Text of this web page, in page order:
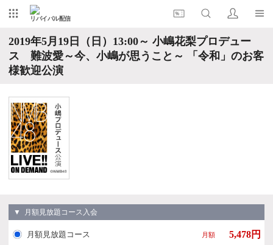
リバイバル配信
2019年5月19日（日）13:00～ 小嶋花梨プロデュー
ス 難波愛～今、小嶋が思うこと～ 「令和」のお客
様歓迎公演
▼ 月額見放題コース入会
月額見放題コース 月額 5,478円